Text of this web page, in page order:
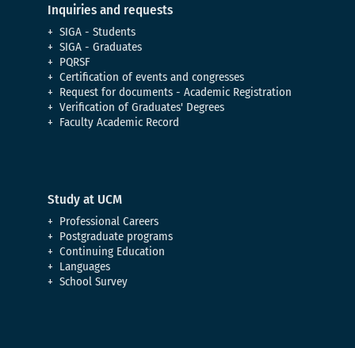
Inquiries and requests
SIGA - Students
SIGA - Graduates
PQRSF
Certification of events and congresses
Request for documents - Academic Registration
Verification of Graduates' Degrees
Faculty Academic Record
Study at UCM
Professional Careers
Postgraduate programs
Continuing Education
Languages
School Survey